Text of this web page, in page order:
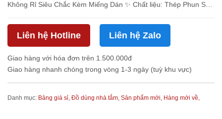
Không Rỉ Siêu Chắc Kèm Miếng Dán ✨ Chất liệu: Thép Phun Sơn
Liên hệ Hotline Liên hệ Zalo
Giao hàng với hóa đơn trên 1.500.000đ
Giao hàng nhanh chóng trong vòng 1-3 ngày (tuỳ khu vực)
Danh mục: Bảng giá sỉ, Đồ dùng nhà tắm, Sản phẩm mới, Hàng mới về,